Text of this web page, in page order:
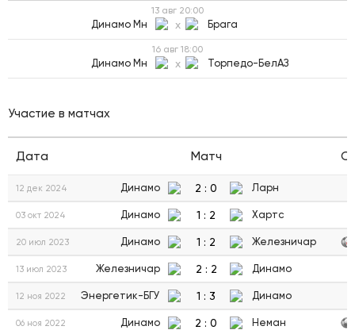
13 авг 20:00
Динамо Мн x Брага
16 авг 18:00
Динамо Мн x Торпедо-БелАЗ
Участие в матчах
Дата Матч
12 дек 2024 Динамо 2 : 0 Ларн
03 окт 2024 Динамо 1 : 2 Хартс
20 июл 2023 Динамо 1 : 2 Железничар
13 июл 2023 Железничар 2 : 2 Динамо
12 ноя 2022 Энергетик-БГУ 1 : 3 Динамо
06 ноя 2022 Динамо 2 : 0 Неман